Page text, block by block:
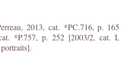
2013, cat. *PC.716, p. 165
*P.757, p. 252 [2003/2, cat. I,